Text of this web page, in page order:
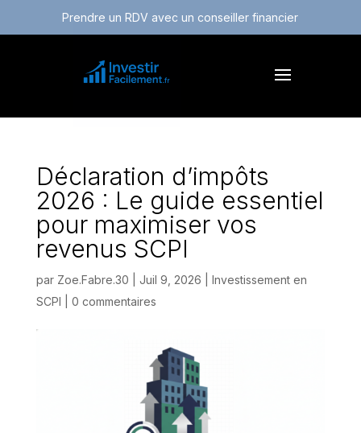
Prendre un RDV avec un conseiller financier
Déclaration d’impôts
2026 : Le guide essentiel
pour maximiser vos
revenus SCPI
par Zoe.Fabre.30 Juil 9, 2026
Investissement en
SCPI
0 commentaires